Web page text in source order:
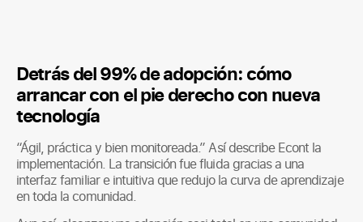
Detrás del 99% de adopción: cómo
arrancar con el pie derecho con nueva
tecnología
“Ágil, práctica y bien monitoreada.” Así describe Econt la
implementación. La transición fue fluida gracias a una
interfaz familiar e intuitiva que redujo la curva de aprendizaje
en toda la comunidad.